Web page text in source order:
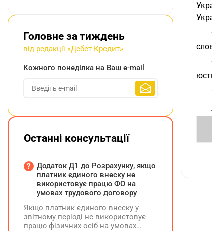
Головне за тиждень
від редакції «Дебет-Кредит»
Кожного понеділка на Ваш e-mail
Останні консультації
Додаток Д1 до Розрахунку, якщо
платник єдиного внеску не
використовує працю ФО на
умовах трудового договору
Якщо платник єдиного внеску у
звітному періоді не використовує
працю фізичних осіб на умовах